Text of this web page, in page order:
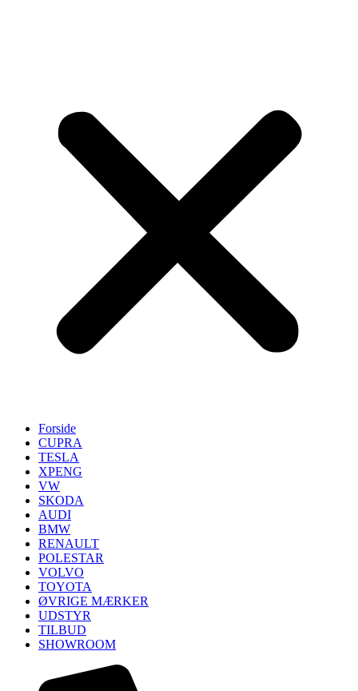
Forside
CUPRA
TESLA
XPENG
VW
SKODA
AUDI
BMW
RENAULT
POLESTAR
VOLVO
TOYOTA
ØVRIGE MÆRKER
UDSTYR
TILBUD
SHOWROOM